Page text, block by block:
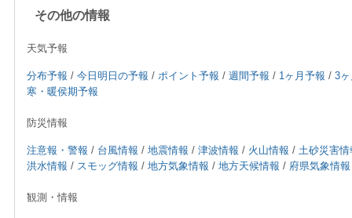
その他の情報
天気予報
分布予報 / 今日明日の予報 / ポイント予報 / 週間予報 / 1ヶ月予報 / 3
寒・暖侯期予報
防災情報
注意報・警報 / 台風情報 / 地震情報 / 津波情報 / 火山情報 / 土砂災害情
洪水情報 / スモッグ情報 / 地方気象情報 / 地方天候情報 / 府県気象情報
観測・情報